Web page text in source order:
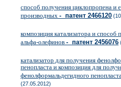
способ получения циклопропена и
производных - патент 2466120
композиция катализатора и способ
альфа-олефинов - патент 2456076
катализатор для получения
пенопласта и композиция для
фенолформальдегидного
(27.05.2012)